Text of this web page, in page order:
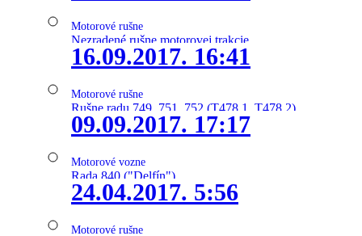
Motorové rušne
Nezradené rušne motorovej trakcie
16.09.2017. 16:41
Motorové rušne
Rušne radu 749, 751, 752 (T478.1, T478.2)
09.09.2017. 17:17
Motorové vozne
Rada 840 ("Delfín")
24.04.2017. 5:56
Motorové rušne